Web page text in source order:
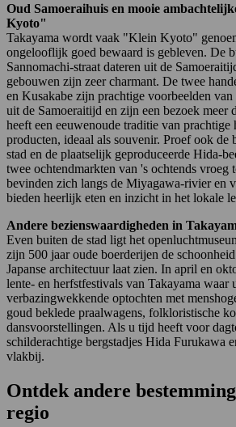
Oud Samoeraihuis en mooie
Kyoto"
Takayama wordt vaak "Klein Kyoto"
ongelooflijk goed bewaard is gebleven. De
Sannomachi-straat dateren uit de
gebouwen zijn zeer charmant. De twee
en Kusakabe zijn prachtige voorbeelden
uit de Samoeraitijd en zijn een bezoek meer
heeft een eeuwenoude traditie van prachtige
producten, ideaal als souvenir. Proef ook de
stad en de plaatselijk geproduceerde Hida-
twee ochtendmarkten van 's ochtends vroeg
bevinden zich langs de Miyagawa-rivier en
bieden heerlijk eten en inzicht in het lokale
Andere bezienswaardigheden in
Even buiten de stad ligt het
zijn 500 jaar oude boerderijen de
Japanse architectuur laat zien. In april en
lente- en herfstfestivals van Takayama waar
verbazingwekkende optochten met
goud beklede praalwagens, folkloristische
dansvoorstellingen. Als u tijd heeft voor
schilderachtige bergstadjes Hida Furukawa
vlakbij.
Ontdek andere
regio